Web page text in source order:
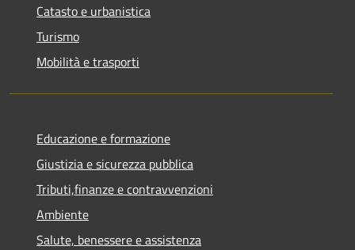
Catasto e urbanistica
Turismo
Mobilità e trasporti
Educazione e formazione
Giustizia e sicurezza pubblica
Tributi,finanze e contravvenzioni
Ambiente
Salute, benessere e assistenza